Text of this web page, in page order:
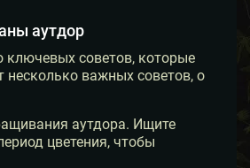
аутдор
ключевых советов, которые
важных советов, о
аутдора. Ищите
цветения, чтобы